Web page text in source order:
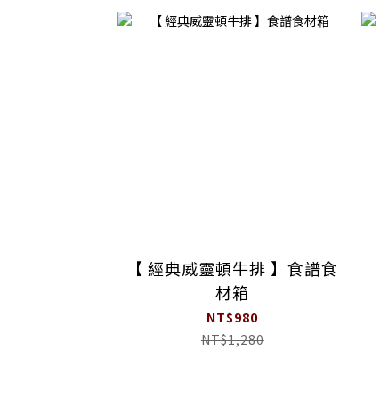
【 經典威靈頓牛排 】食譜食
材箱
NT$980
NT$1,280